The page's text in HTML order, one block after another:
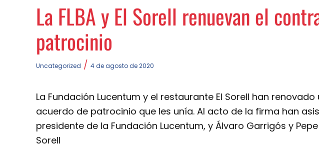
La FLBA y El Sorell renuevan el
patrocinio
Uncategorized / 4 de agosto de 2020
La Fundación Lucentum y el restaurante El Sorell han
acuerdo de patrocinio que les unía. Al acto de la firma han
presidente de la Fundación Lucentum, y Álvaro Garrigós y
Sorell